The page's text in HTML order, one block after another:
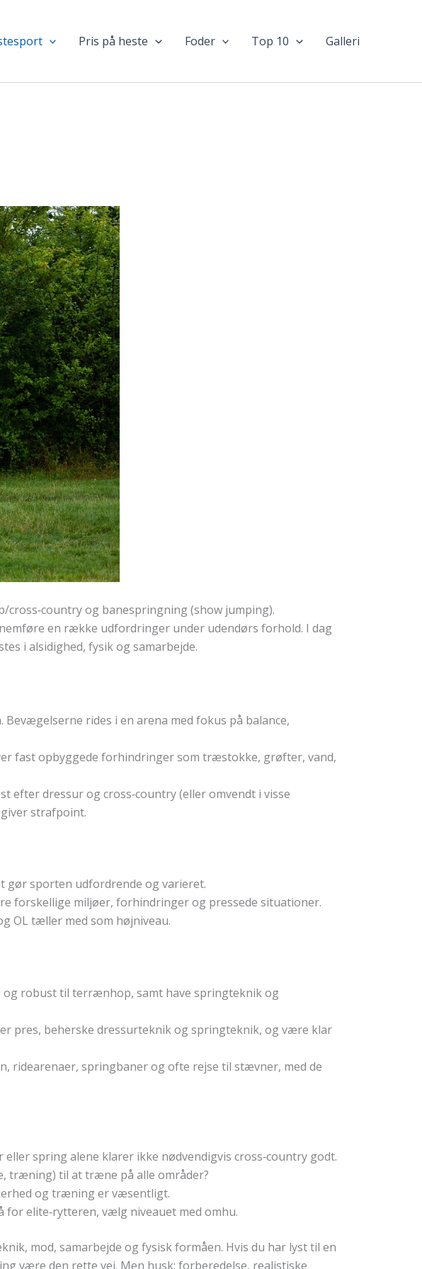
Pris på heste Foder Top 10 Galleri
og banespringning (show jumping).
en række udfordringer under udendørs forhold. I dag
i alsidighed, fysik og samarbejde.
rides i en arena med fokus på balance,
fast opbyggede forhindringer som træ­stokke, grøfter, vand,
efter dressur og cross‑country (eller omvendt i visse
strafpoint.
gør sporten udfordrende og varieret.
forskellige miljøer, forhindringer og pressede situationer.
OL tæller med som højniveau.
og robust til terrænhop, samt have springteknik og
pres, beherske dressurteknik og springteknik, og være klar
springbaner og ofte rejse til stævner, med de
spring alene klarer ikke nødvendigvis cross‑country godt.
træning) til at træne på alle områder?
og træning er væsentligt.
for elite‑rytteren, vælg niveauet med omhu.
mod, samarbejde og fysisk formåen. Hvis du har lyst til en
være den rette vej. Men husk: forberedelse, realistiske